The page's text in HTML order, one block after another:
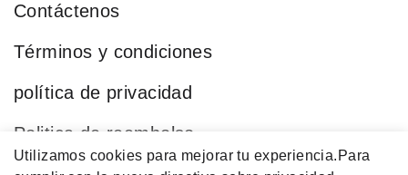
Utilizamos cookies para mejorar tu experiencia. Para
Contáctenos
Términos y condiciones
política de privacidad
Politica de reembolso